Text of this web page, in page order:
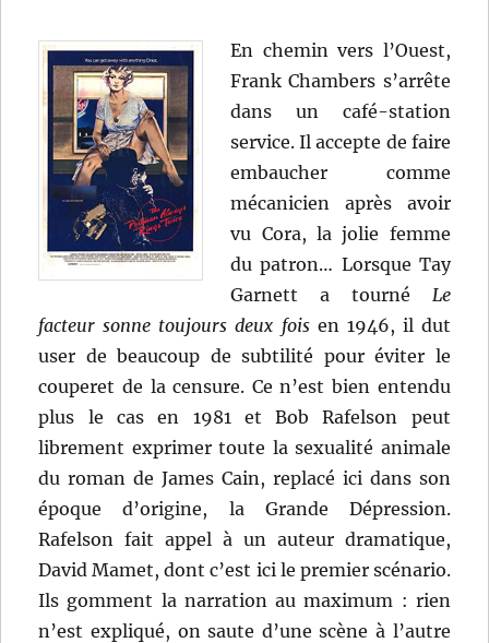
En chemin vers l’Ouest,
Frank Chambers s’arrête
dans un café-station
service. Il accepte de faire
embaucher comme
mécanicien après avoir
vu Cora, la jolie femme
du patron… Lorsque Tay
Garnett a tourné Le
facteur sonne toujours deux foisen 1946, il dut
user de beaucoup de subtilité pour éviter le
couperet de la censure. Ce n’est bien entendu
plus le cas en 1981 et Bob Rafelson peut
librement exprimer toute la sexualité animale
du roman de James Cain, replacé ici dans son
époque d’origine, la Grande Dépression.
Rafelson fait appel à un auteur dramatique,
David Mamet, dont c’est ici le premier scénario.
Ils gomment la narration au maximum : rien
n’est expliqué, on saute d’une scène à l’autre